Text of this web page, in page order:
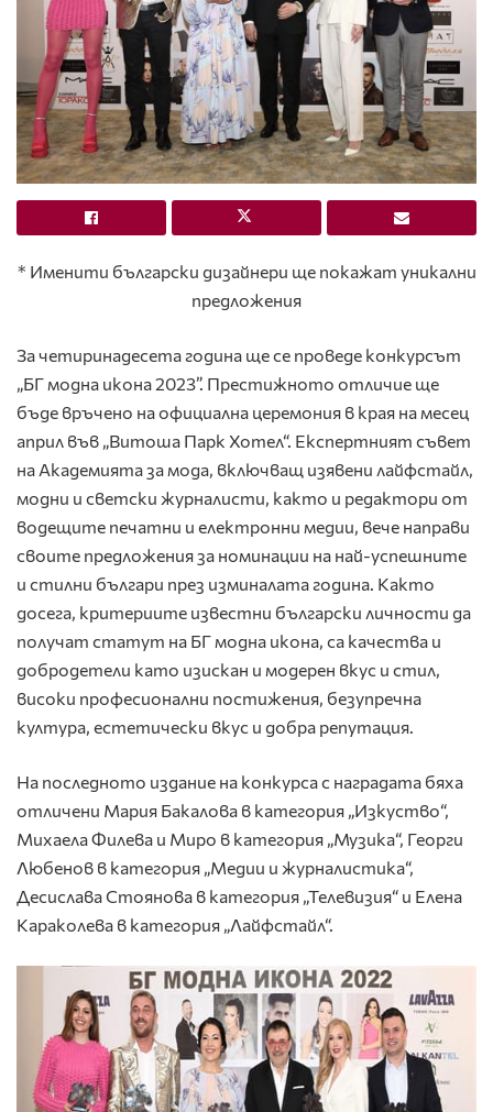
* Именити български дизайнери ще покажат уникални
предложения
За четиринадесета година ще се проведе конкурсът
„БГ модна икона 2023”. Престижното отличие ще
бъде връчено на официална церемония в края на месец
април във „Витоша Парк Хотел“. Експертният съвет
на Академията за мода, включващ изявени лайфстайл,
модни и светски журналисти, както и редактори от
водещите печатни и електронни медии, вече направи
своите предложения за номинации на най-успешните
и стилни българи през изминалата година. Както
досега, критериите известни български личности да
получат статут на БГ модна икона, са качества и
добродетели като изискан и модерен вкус и стил,
високи професионални постижения, безупречна
култура, естетически вкус и добра репутация.
На последното издание на конкурса с наградата бяха
отличени Мария Бакалова в категория „Изкуство“,
Михаела Филева и Миро в категория „Музика“, Георги
Любенов в категория „Медии и журналистика“,
Десислава Стоянова в категория „Телевизия“ и Елена
Караколева в категория „Лайфстайл“.